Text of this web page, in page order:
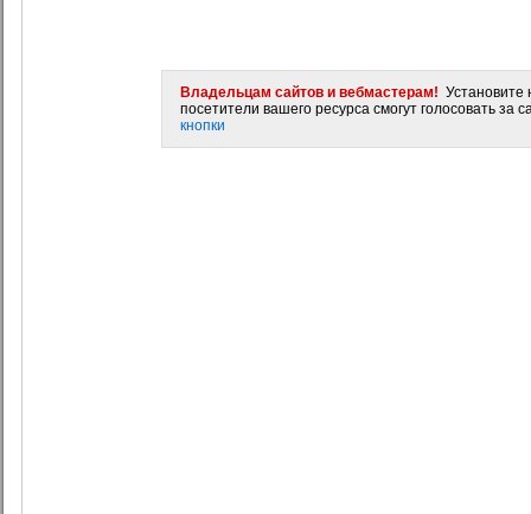
Владельцам сайтов и вебмастерам! Установите
посетители вашего ресурса смогут голосовать за
кнопки